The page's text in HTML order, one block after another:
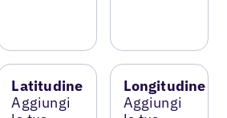
Latitudine
Aggiungi
Longitudine
Aggiungi